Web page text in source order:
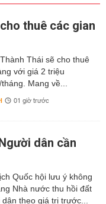
thuê các gian
Thái sẽ cho thuê
với giá 2 triệu
Mang về...
01 giờ trước
dân cần
Quốc hội lưu ý không
Nhà nước thu hồi đất
theo giá trị trước...